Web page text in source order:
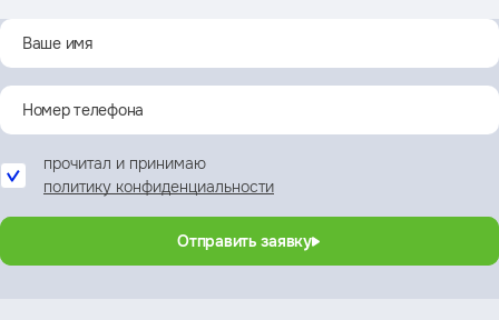
прочитал и принимаю
политику конфиденциальности
Отправить заявку